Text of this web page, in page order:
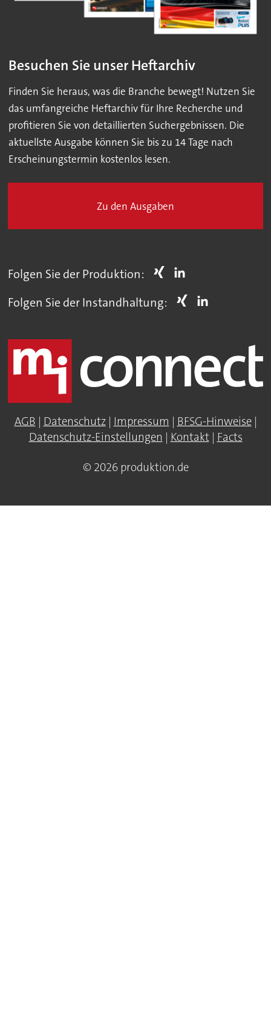
Besuchen Sie unser Heftarchiv
Finden Sie heraus, was die Branche bewegt! Nutzen Sie
das umfangreiche Heftarchiv für Ihre Recherche und
profitieren Sie von detaillierten Suchergebnissen. Die
aktuellste Ausgabe können Sie bis zu 14 Tage nach
Erscheinungstermin kostenlos lesen.
Zu den Ausgaben
Folgen Sie der Produktion:
Folgen Sie der Instandhaltung:
AGB | Datenschutz| Impressum | BFSG-Hinweise|
Datenschutz-Einstellungen | Kontakt| Facts
© 2026 produktion.de